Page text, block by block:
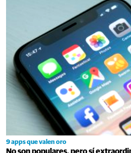
9 apps que valen oro